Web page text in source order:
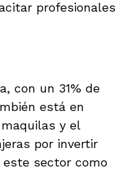
profesionales
con un 31% de
está en
y el
por invertir
este sector como